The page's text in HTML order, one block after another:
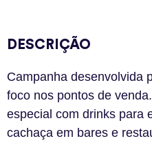
DESCRIÇÃO
Campanha desenvolvida
foco nos pontos de
especial com drinks para
cachaça em bares e